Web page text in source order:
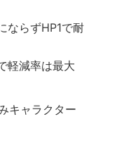
ならずHP1で耐
軽減率は最大
キャラクター